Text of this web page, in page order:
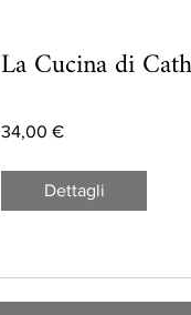
La Cucina di
34,00 €
Dettagli